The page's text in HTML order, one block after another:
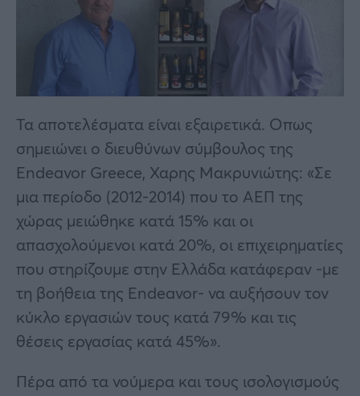
Τα αποτελέσματα είναι εξαιρετικά. Οπως
σημειώνει ο διευθύνων σύμβουλος της
Endeavor Greece, Χαρης Μακρυνιώτης: «Σε
μια περίοδο (2012-2014) που το ΑΕΠ της
χώρας μειώθηκε κατά 15% και οι
απασχολούμενοι κατά 20%, οι επιχειρηματίες
που στηρίζουμε στην Ελλάδα κατάφεραν -με
τη βοήθεια της Endeavor- να αυξήσουν τον
κύκλο εργασιών τους κατά 79% και τις
θέσεις εργασίας κατά 45%».
Πέρα από τα νούμερα και τους ισολογισμούς